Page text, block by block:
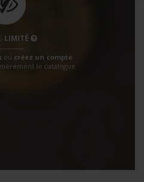
LIMITÉ
ou créez un compte
le catalogue